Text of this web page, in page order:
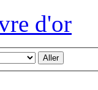
d'or